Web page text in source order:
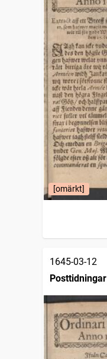
[omärkt]
1645-03-12
Posttidningar